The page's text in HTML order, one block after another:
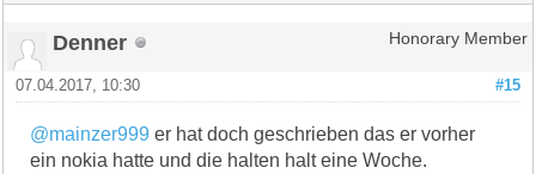
Denner Honorary Member
#15
07.04.2017, 10:30
@mainzer999 er hat doch geschrieben das er vorher
ein nokia hatte und die halten halt eine Woche.